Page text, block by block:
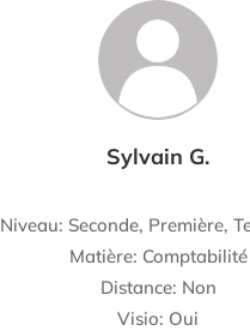
Sylvain G.
Niveau: Seconde, Première,
Matière: Comptabilité
Distance: Non
Visio: Oui